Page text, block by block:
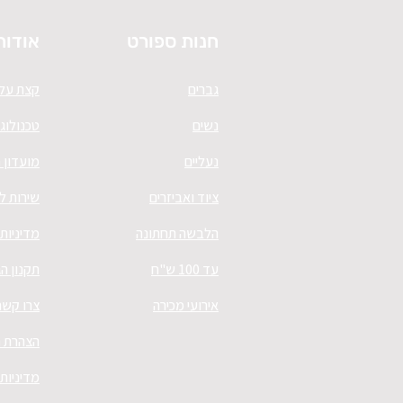
חנות ספורט
גברים
נשים
נעליים
ציוד ואביזרים
הלבשה תחתונה
עד 100 ש"ח
אירועי מכירה
קצת
שירות
תקנון
צרו
הצהרת